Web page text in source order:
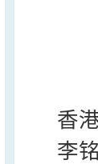
香
李